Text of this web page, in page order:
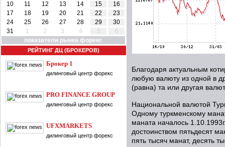
10
11 12 13 14 15
16
17
18 19 20 21 22
23
24
25 26 27 28 29
30
31
1 2 3 4 5
6
показатели рынка форекс
РЕЙТИНГ ДЦ (БРОКЕРОВ)
Брокер 1
дилинговый центр форекс
PRO FINANCE GROUP
дилинговый центр форекс
UFXMARKETS
дилинговый центр форекс
Благодаря актуальным
любую валюту из одной в
(равна) та или другая
Национальной валютой
Одному туркменскому
маната началось
достоинством пятьдесят
пять тысяч манат, десять